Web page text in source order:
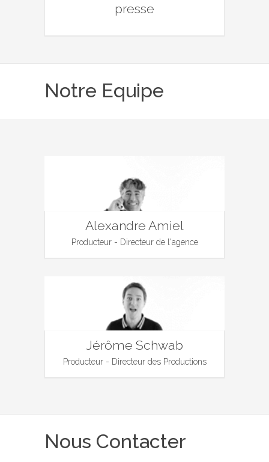
presse
Notre Equipe
Alexandre Amiel
Producteur - Directeur de l'agence
Jérôme Schwab
Producteur - Directeur des Productions
Nous Contacter